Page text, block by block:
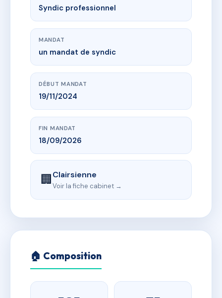
Syndic professionnel
MANDAT
un mandat de syndic
DÉBUT MANDAT
19/11/2024
FIN MANDAT
18/09/2026
🏢Clairsienne
Voir la fiche cabinet →
🏠 Composition